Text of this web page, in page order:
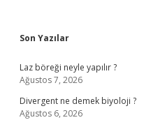
Sidebar
Son Yazılar
Laz böreği neyle yapılır ?
Ağustos 7, 2026
Divergent ne demek biyoloji ?
Ağustos 6, 2026